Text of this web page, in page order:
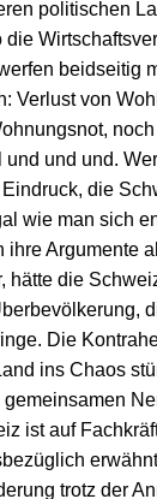
politischen
beidseitig
Verlust von
und und und.
die
wie man sich
ihre Argumente
hätte die
Die
ins Chaos
ist auf
trotz der